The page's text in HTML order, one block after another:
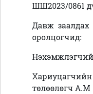
ШШ2023/0861
Давж
оролцогчид:
төлөөлөгч А.М